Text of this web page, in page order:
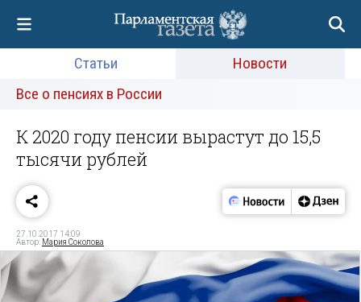
Статьи
Новости
Все о пенсиях в России
К 2020 году пенсии вырастут до 15,5
тысячи рублей
27.10.2017 14:09
Автор: Мария Соколова